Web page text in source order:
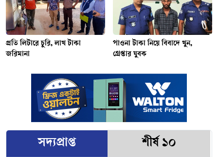
প্রতি লিটারে চুরি, লাখ টাকা
জরিমানা
পাওনা টাকা নিয়ে বিবাদে খুন,
গ্রেপ্তার যুবক
সদ্যপ্রাপ্ত শীর্ষ ১০